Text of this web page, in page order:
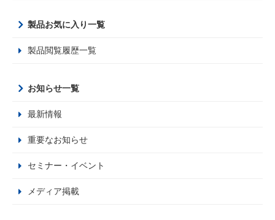
製品お気に入り一覧
製品閲覧履歴一覧
お知らせ一覧
最新情報
重要なお知らせ
セミナー・イベント
メディア掲載